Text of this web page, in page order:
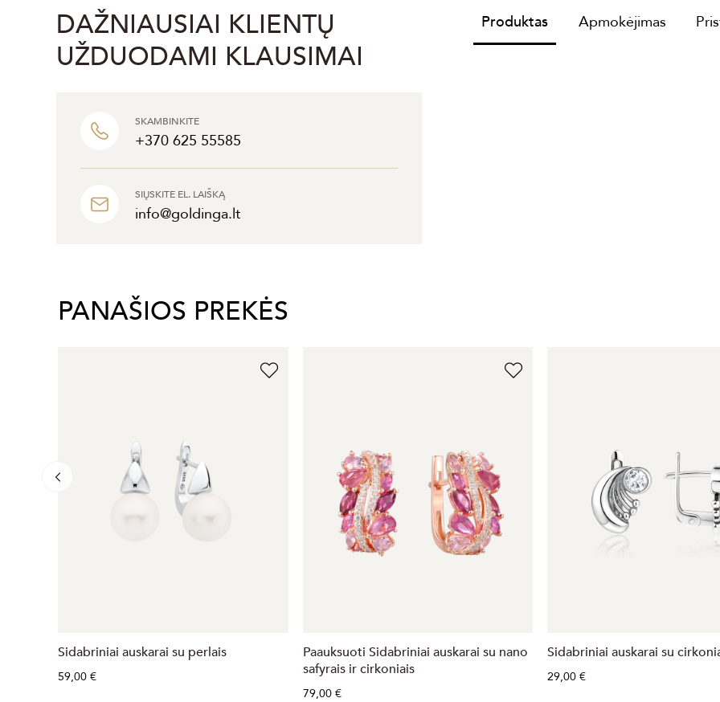
DAŽNIAUSIAI KLIENTŲ
UŽDUODAMI KLAUSIMAI
SKAMBINKITE
+370 625 55585
SIŲSKITE EL. LAIŠKĄ
info@goldinga.lt
Produktas Apmokėjimas
PANAŠIOS PREKĖS
Sidabriniai auskarai su perlais
59,00 €
Paauksuoti Sidabriniai auskarai su nano
safyrais ir cirkoniais
79,00 €
Sidabriniai auskarai su
29,00 €